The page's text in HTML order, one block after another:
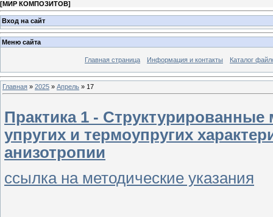
[МИР КОМПОЗИТОВ]
Вход на сайт
Меню сайта
Главная страница Информация и контакты Каталог
Главная » 2025 » Апрель » 17
Практика 1 -
упругих и термоупругих
анизотропии
ссылка на методические указания